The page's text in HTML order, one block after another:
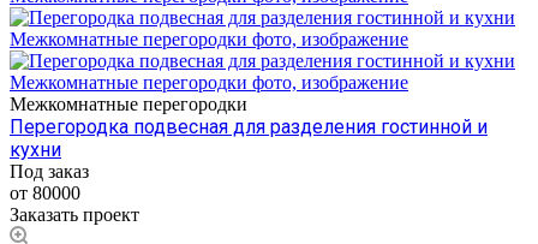
Межкомнатные перегородки
Перегородка подвесная для разделения гостинной и
кухни
Под заказ
от 80000
Заказать проект